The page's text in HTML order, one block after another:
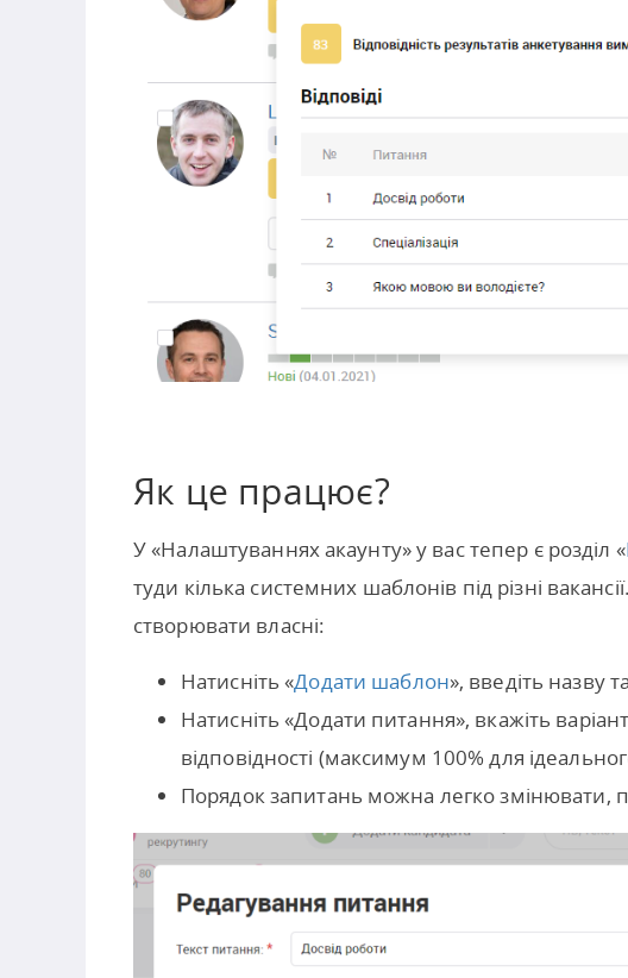
Як це працює?
У «Налаштуваннях акаунту» у вас тепер є розділ «
туди кілька системних шаблонів під різні
створювати власні:
Натисніть «Додати шаблон», введіть назву
Натисніть «Додати питання», вкажіть
відповідності (максимум 100% для
Порядок запитань можна легко змінювати,